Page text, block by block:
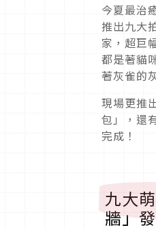
今夏最治
推出九大
家，超巨
都是著貓
著灰雀的
現場更推
包」，還
完成！
九大
牆」